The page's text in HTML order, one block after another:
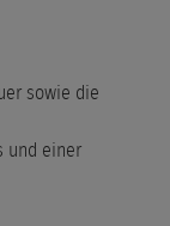
sowie die
und einer